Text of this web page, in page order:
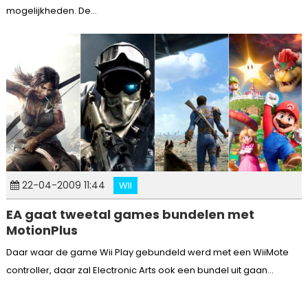
mogelijkheden. De...
22-04-2009 11:44 WII
EA gaat tweetal games bundelen met
MotionPlus
Daar waar de game Wii Play gebundeld werd met een WiiMote
controller, daar zal Electronic Arts ook een bundel uit gaan...